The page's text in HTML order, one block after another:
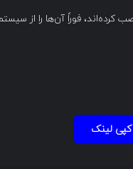
کرده‌اند، فوراً آن‌ها را از
کپی لینک